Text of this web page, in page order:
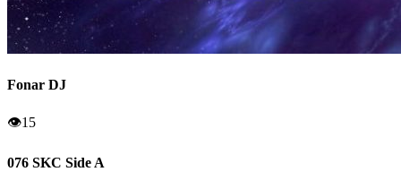
Fonar DJ
👁15
076 SKC Side A